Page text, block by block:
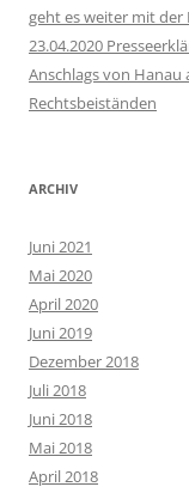
geht es weiter mit der
23.04.2020
Anschlags von Hanau
Rechtsbeiständen
ARCHIV
Juni 2021
Mai 2020
April 2020
Juni 2019
Dezember 2018
Juli 2018
Juni 2018
Mai 2018
April 2018